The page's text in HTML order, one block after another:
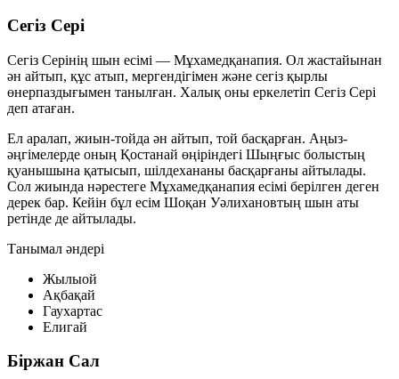
Сегіз Сері
Сегіз Серінің шын есімі — Мұхамедқанапия. Ол жастайынан
ән айтып, құс атып, мергендігімен және сегіз қырлы
өнерпаздығымен танылған. Халық оны еркелетіп Сегіз Сері
деп атаған.
Ел аралап, жиын-тойда ән айтып, той басқарған. Аңыз-
әңгімелерде оның Қостанай өңіріндегі Шыңғыс болыстың
қуанышына қатысып, шілдехананы басқарғаны айтылады.
Сол жиында нәрестеге Мұхамедқанапия есімі берілген деген
дерек бар. Кейін бұл есім Шоқан Уәлихановтың шын аты
ретінде де айтылады.
Танымал әндері
Жылыой
Ақбақай
Гаухартас
Елигай
Біржан Сал